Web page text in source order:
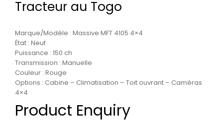
Tracteur au Togo
Marque/Modèle : Massive MFT 4105 4×4
État : Neuf
Puissance : 150 ch
Transmission : Manuelle
Couleur : Rouge
Options : Cabine – Climatisation – Toit ouvrant – Caméras
4×4
Product Enquiry